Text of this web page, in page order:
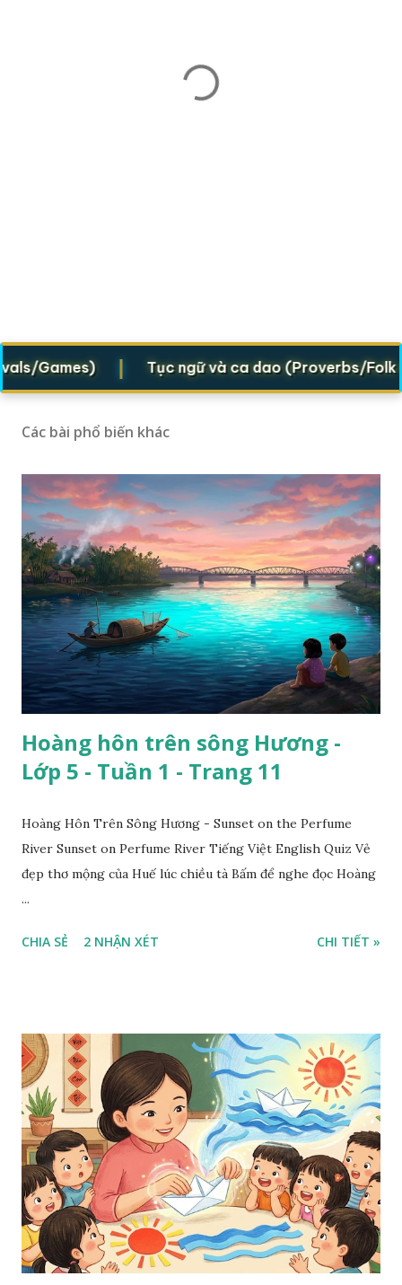
| Tục ngữ và ca dao (Proverbs/Folk
Các bài phổ biến khác
Hoàng hôn trên sông Hương -
Lớp 5 - Tuần 1 - Trang 11
Hoàng Hôn Trên Sông Hương - Sunset on the Perfume
River Sunset on Perfume River Tiếng Việt English Quiz Vẻ
đẹp thơ mộng của Huế lúc chiều tà Bấm để nghe đọc Hoàng
...
CHIA SẺ 2 NHẬN XÉT CHI TIẾT »